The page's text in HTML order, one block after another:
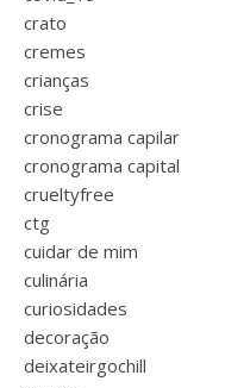
crato
cremes
crianças
crise
cronograma capilar
cronograma capital
crueltyfree
ctg
cuidar de mim
culinária
curiosidades
decoração
deixateirgochill